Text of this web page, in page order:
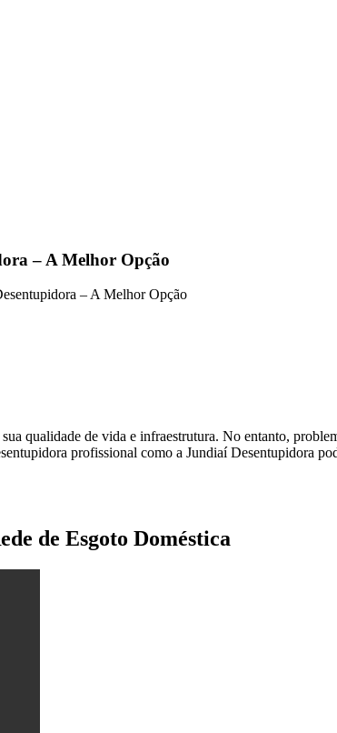
– A Melhor Opção
– A Melhor Opção
qualidade de vida e infraestrutura. No entanto,
profissional como a Jundiaí Desentupidora
de Esgoto Doméstica